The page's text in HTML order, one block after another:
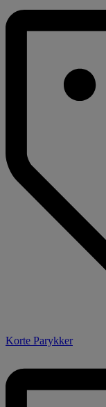
Korte Parykker